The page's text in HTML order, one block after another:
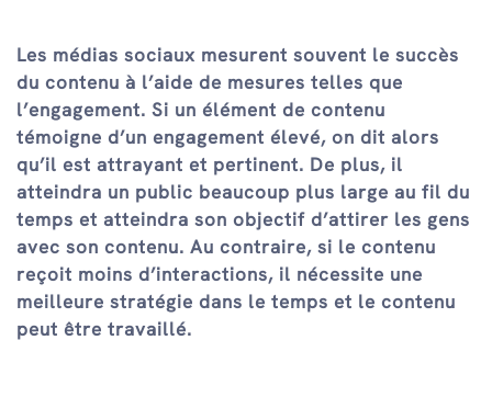
Les médias sociaux mesurent souvent le succès
du contenu à l’aide de mesures telles que
l’engagement. Si un élément de contenu
témoigne d’un engagement élevé, on dit alors
qu’il est attrayant et pertinent. De plus, il
atteindra un public beaucoup plus large au fil du
temps et atteindra son objectif d’attirer les gens
avec son contenu. Au contraire, si le contenu
reçoit moins d’interactions, il nécessite une
meilleure stratégie dans le temps et le contenu
peut être travaillé.